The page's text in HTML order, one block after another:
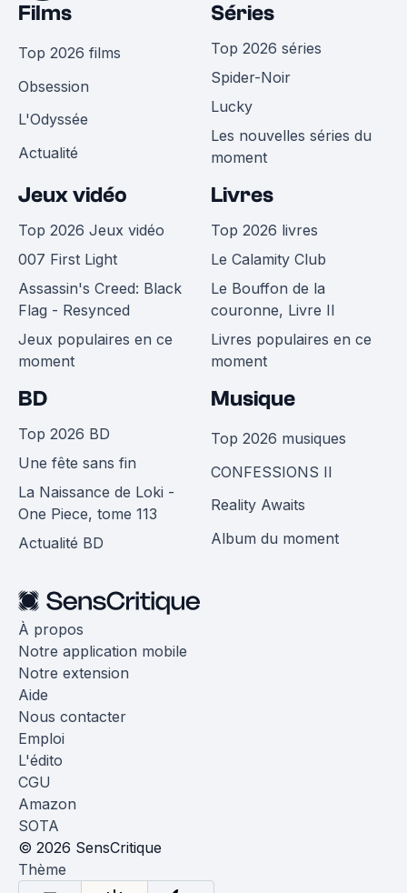
Films
Top 2026 films
Obsession
L'Odyssée
Actualité
Séries
Top 2026 séries
Spider-Noir
Lucky
Les nouvelles séries du
moment
Jeux vidéo
Top 2026 Jeux vidéo
007 First Light
Assassin's Creed: Black
Flag - Resynced
Jeux populaires en ce
moment
Livres
Top 2026 livres
Le Calamity Club
Le Bouffon de la
couronne, Livre II
Livres populaires en ce
moment
BD
Top 2026 BD
Une fête sans fin
La Naissance de Loki -
One Piece, tome 113
Actualité BD
Musique
Top 2026 musiques
CONFESSIONS II
Reality Awaits
Album du moment
À propos
Notre application mobile
Notre extension
Aide
Nous contacter
Emploi
L'édito
CGU
Amazon
SOTA
© 2026 SensCritique
Thème